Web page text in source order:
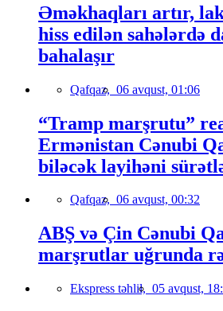
Əməkhaqları artır,
hiss edilən sahələrdə
bahalaşır
Qafqaz, 06 avqust, 01:06
“Tramp marşrutu”
Ermənistan Cənubi
biləcək layihəni
Qafqaz, 06 avqust, 00:32
ABŞ və Çin Cənubi
marşrutlar uğrunda
Ekspress təhlil, 05 avqust,